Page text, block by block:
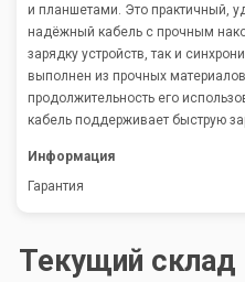
и планшетами. Это практичный,
надёжный кабель с прочным
зарядку устройств, так и
выполнен из прочных
продолжительность его
кабель поддерживает быструю
Информация
Гарантия
Текущий склад